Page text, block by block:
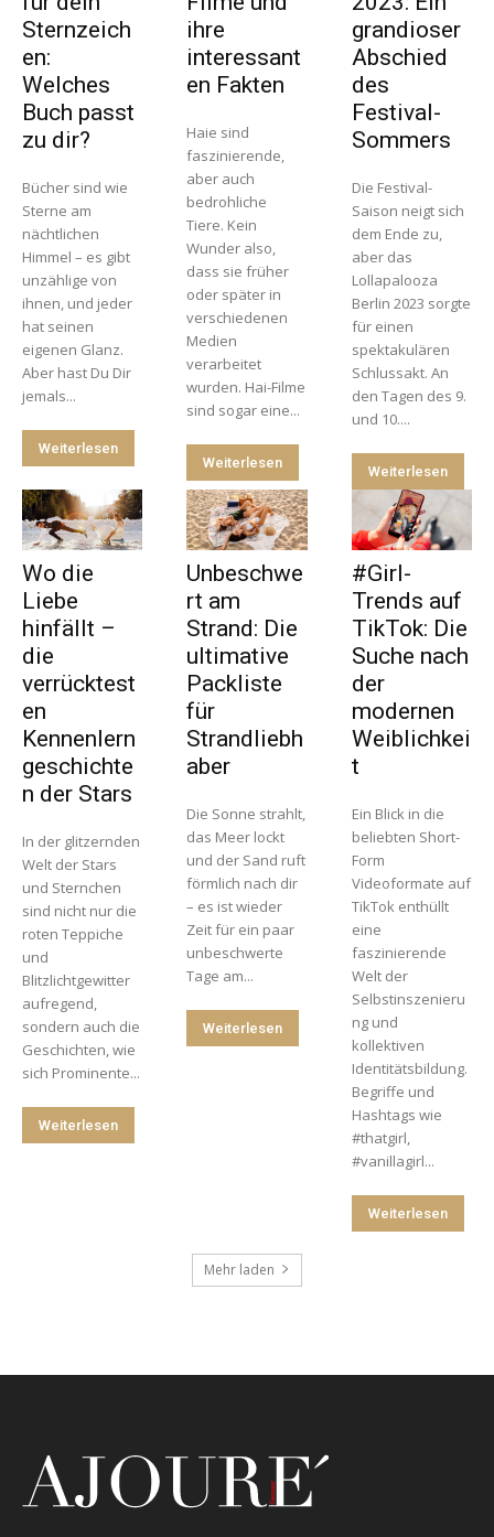
Sternzeich
en:
Welches
Buch passt
zu dir?
Bücher sind wie
Sterne am
nächtlichen
Himmel – es gibt
unzählige von
ihnen, und jeder
hat seinen
eigenen Glanz.
Aber hast Du Dir
jemals...
Weiterlesen
ihre
interessant
en Fakten
Haie sind
faszinierende,
aber auch
bedrohliche
Tiere. Kein
Wunder also,
dass sie früher
oder später in
verschiedenen
Medien
verarbeitet
wurden. Hai-Filme
sind sogar eine...
Weiterlesen
grandioser
Abschied
des
Festival-
Sommers
Die Festival-
Saison neigt sich
dem Ende zu,
aber das
Lollapalooza
Berlin 2023 sorgte
für einen
spektakulären
Schlussakt. An
den Tagen des 9.
und 10....
Weiterlesen
Wo die
Liebe
hinfällt –
die
verrücktest
en
Kennenlern
geschichte
n der Stars
In der glitzernden
Welt der Stars
und Sternchen
sind nicht nur die
roten Teppiche
und
Blitzlichtgewitter
aufregend,
sondern auch die
Geschichten, wie
sich Prominente...
Weiterlesen
Unbeschwe
rt am
Strand: Die
ultimative
Packliste
für
Strandliebh
aber
Die Sonne strahlt,
das Meer lockt
und der Sand ruft
förmlich nach dir
– es ist wieder
Zeit für ein paar
unbeschwerte
Tage am...
Weiterlesen
#Girl-
Trends auf
TikTok: Die
Suche nach
der
modernen
Weiblichkei
t
Ein Blick in die
beliebten Short-
Form
Videoformate auf
TikTok enthüllt
eine
faszinierende
Welt der
Selbstinszenieru
ng und
kollektiven
Identitätsbildung.
Begriffe und
Hashtags wie
#thatgirl,
#vanillagirl...
Weiterlesen
Mehr laden